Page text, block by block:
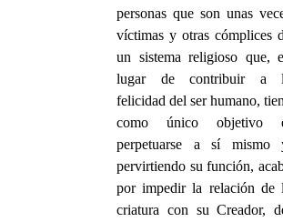
personas que son unas
víctimas y otras cómplices
un sistema religioso que,
lugar de contribuir a
felicidad del ser humano,
como único objetivo
perpetuarse a sí mismo
pervirtiendo su función,
por impedir la relación de
criatura con su Creador,